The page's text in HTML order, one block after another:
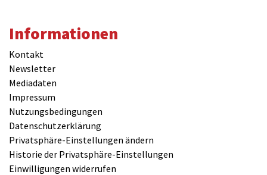
Informationen
Kontakt
Newsletter
Mediadaten
Impressum
Nutzungsbedingungen
Datenschutzerklärung
Privatsphäre-Einstellungen ändern
Historie der Privatsphäre-Einstellungen
Einwilligungen widerrufen